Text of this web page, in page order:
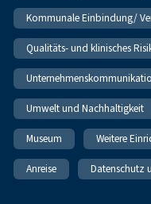
Kommunale Einbindung/
Qualitäts- und klinisches
Umwelt und Nachhaltigkeit
Museum Weitere
Anreise Datenschutz